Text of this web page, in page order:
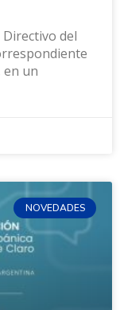
del
en un
NOVEDADES